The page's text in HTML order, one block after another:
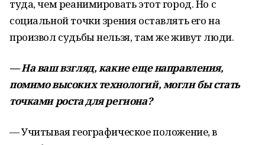
туда, чем реанимировать этот город. Но с
социальной точки зрения оставлять его на
произвол судьбы нельзя, там же живут люди.
— На ваш взгляд, какие еще направления,
помимо высоких технологий, могли бы стать
точками роста для региона?
— Учитывая географическое положение, в